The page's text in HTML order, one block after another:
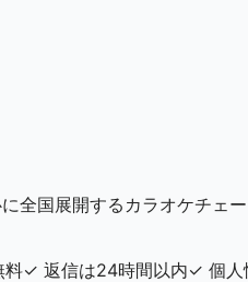
全国展開するカラオケチェ
料✓ 返信は24時間以内✓ 個人